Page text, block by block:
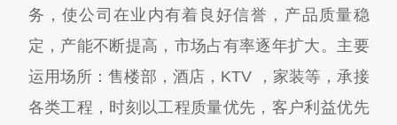
务，使公司在业内有着良好信誉，产品质量稳
定，产能不断提高，市场占有率逐年扩大。主要
运用场所：售楼部，酒店，KTV ，家装等，承接
各类工程，时刻以工程质量优先，客户利益优先